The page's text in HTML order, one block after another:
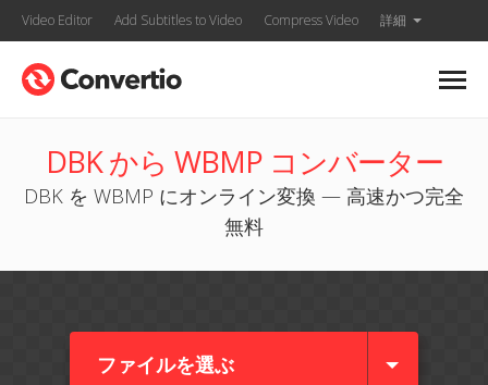
Video Editor Add Subtitles to Video Compress Video 詳細
DBK から WBMP コンバーター
DBK を WBMP にオンライン変換 — 高速かつ完全
無料
ファイルを選ぶ